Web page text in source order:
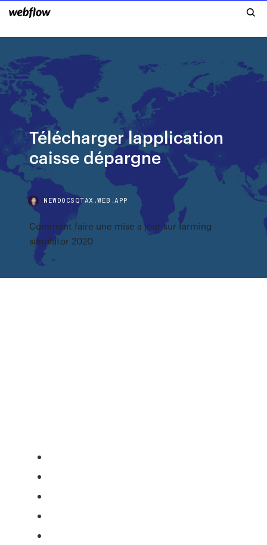
Télécharger lapplication
caisse dépargne
NEWDOCSQTAX.WEB.APP
Comment faire une mise a jour sur farming
simulator 2020